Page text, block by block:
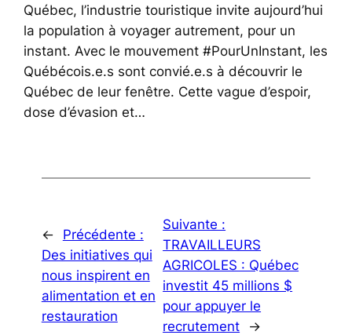
Québec, l’industrie touristique invite aujourd’hui
la population à voyager autrement, pour un
instant. Avec le mouvement #PourUnInstant, les
Québécois.e.s sont convié.e.s à découvrir le
Québec de leur fenêtre. Cette vague d’espoir,
dose d’évasion et…
←
Précédente :
Des initiatives qui
nous inspirent en
alimentation et en
restauration
Suivante :
TRAVAILLEURS
AGRICOLES : Québec
investit 45 millions $
pour appuyer le
recrutement
→